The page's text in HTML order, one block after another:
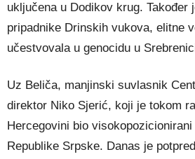
uključena u Dodikov krug. Također
pripadnike Drinskih vukova, elitne
učestvovala u genocidu u
Uz Beliča, manjinski suvlasnik
direktor Niko Sjerić, koji je tokom
Hercegovini bio
Republike Srpske. Danas je